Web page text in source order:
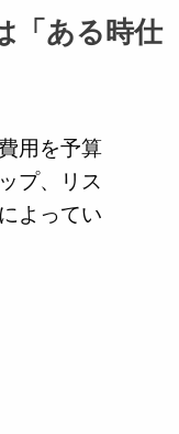
「ある時仕
用を予算
プ、リス
よってい